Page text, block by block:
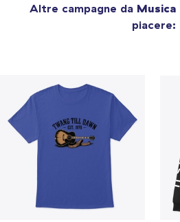
Altre campagne da Musica
piacere: